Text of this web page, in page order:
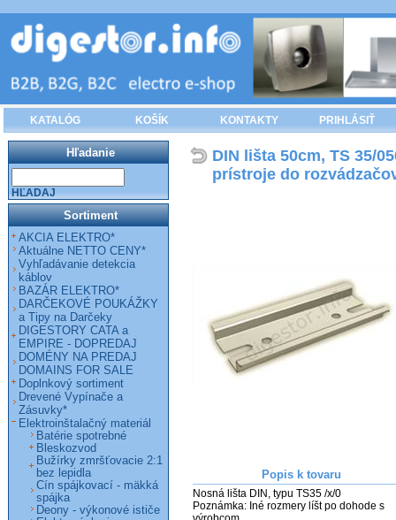
KATALÓG KOŠÍK KONTAKTY PRIHLÁSIŤ
DIN lišta 50cm, TS 35/
prístroje do
Popis k tovaru
Nosná lišta DIN, typu TS35 /x/0
Poznámka: Iné rozmery líšt po dohode s
Hľadanie
HĽADAJ
Sortiment
AKCIA ELEKTRO*
Aktuálne NETTO CENY*
Vyhľadávanie detekcia
káblov
BAZÁR ELEKTRO*
DARČEKOVÉ POUKÁŽKY
a Tipy na Darčeky
DIGESTORY CATA a
EMPIRE - DOPREDAJ
DOMÉNY NA PREDAJ
DOMAINS FOR SALE
Doplnkový sortiment
Drevené Vypínače a
Zásuvky*
Elektroinštalačný materiál
Batérie spotrebné
Bleskozvod
Bužírky zmršťovacie 2:1
bez lepidla
Cín spájkovací - mäkká
spájka
Deony - výkonové ističe